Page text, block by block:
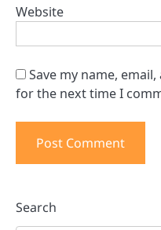
Website
Save my name,
for the next time I
Search